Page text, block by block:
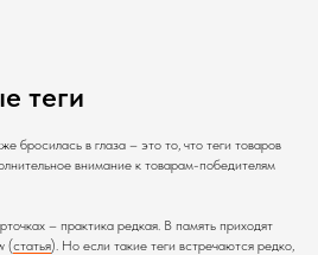
теги
бросилась в глаза – это то, что теги товаров
внимание к товарам-победителям
– практика редкая. В память приходят
(статья). Но если такие теги встречаются редко,